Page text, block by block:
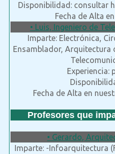
Disponibilidad: consultar
Fecha de Alta
• Luis, Ingeniero de
Imparte: Electrónica,
Ensamblador, Arquitectura
Experiencia:
Fecha de Alta en
Profesores que
• Gerardo,
Imparte: -Infoarquitectura